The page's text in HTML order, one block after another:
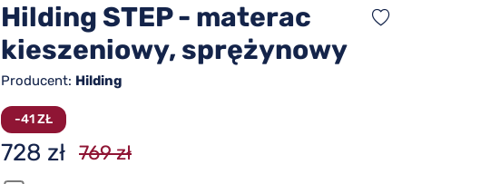
Hilding STEP - materac
kieszeniowy, sprężynowy
Producent: Hilding
-41 ZŁ
728 zł 769 zł